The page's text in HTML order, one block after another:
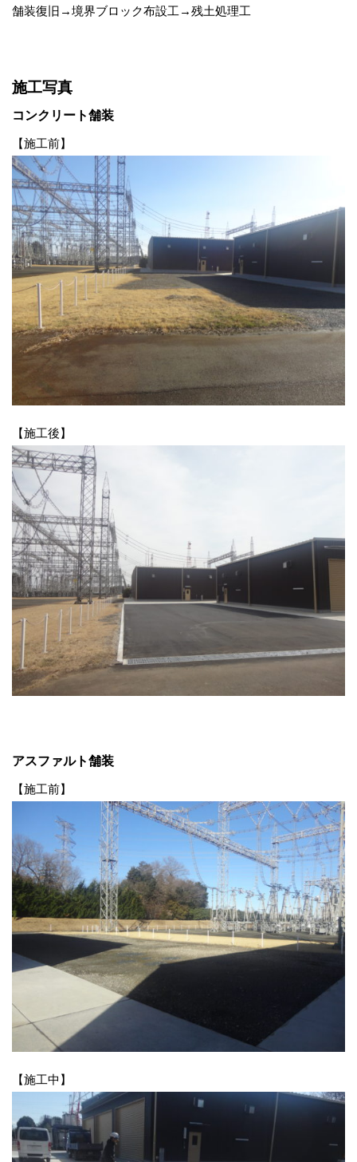
舗装復旧→境界ブロック布設工→残土処理工
施工写真
コンクリート舗装
【施工前】
【施工後】
アスファルト舗装
【施工前】
【施工中】